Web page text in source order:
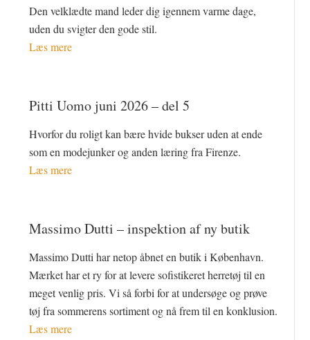
Den velklædte mand leder dig igennem varme dage,
uden du svigter den gode stil.
Læs mere
Pitti Uomo juni 2026 – del 5
Hvorfor du roligt kan bære hvide bukser uden at ende
som en modejunker og anden læring fra Firenze.
Læs mere
Massimo Dutti – inspektion af ny butik
Massimo Dutti har netop åbnet en butik i København.
Mærket har et ry for at levere sofistikeret herretøj til en
meget venlig pris. Vi så forbi for at undersøge og prøve
tøj fra sommerens sortiment og nå frem til en konklusion.
Læs mere